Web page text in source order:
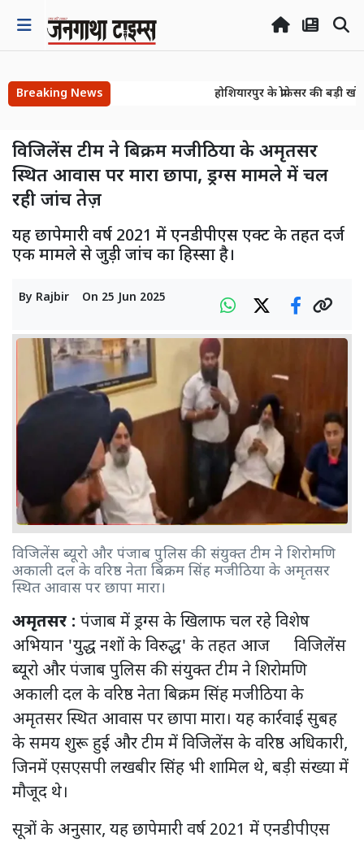
Breaking News
होशियारपुर के प्रोफेसर की बड़ी
विजिलेंस टीम ने बिक्रम मजीठिया के अमृतसर
स्थित आवास पर मारा छापा, ड्रग्स मामले में चल
रही जांच तेज़
यह छापेमारी वर्ष 2021 में एनडीपीएस एक्ट के तहत दर्ज
एक मामले से जुड़ी जांच का हिस्सा है।
By Rajbir On 25 Jun 2025
विजिलेंस ब्यूरो और पंजाब पुलिस की संयुक्त टीम ने शिरोमणि
अकाली दल के वरिष्ठ नेता बिक्रम सिंह मजीठिया के अमृतसर
स्थित आवास पर छापा मारा।
अमृतसर : पंजाब में ड्रग्स के खिलाफ चल रहे विशेष
अभियान 'युद्ध नशों के विरुद्ध' के तहत आज विजिलेंस
ब्यूरो और पंजाब पुलिस की संयुक्त टीम ने शिरोमणि
अकाली दल के वरिष्ठ नेता बिक्रम सिंह मजीठिया के
अमृतसर स्थित आवास पर छापा मारा। यह कार्रवाई सुबह
के समय शुरू हुई और टीम में विजिलेंस के वरिष्ठ अधिकारी,
जिनमें एसएसपी लखबीर सिंह भी शामिल थे, बड़ी संख्या में
मौजूद थे।
सूत्रों के अनुसार, यह छापेमारी वर्ष 2021 में एनडीपीएस